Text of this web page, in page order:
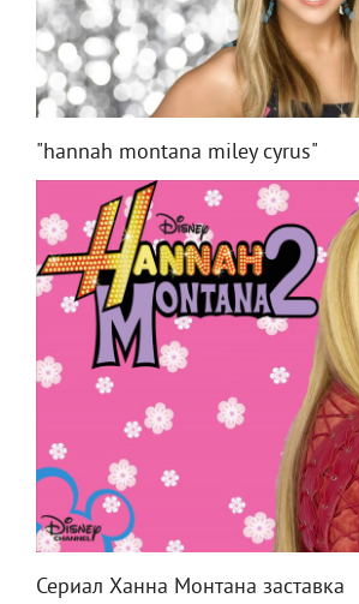
"hannah montana miley cyrus"
Сериал Ханна Монтана заставка